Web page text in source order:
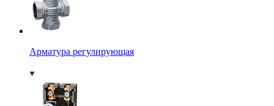
Арматура регулирующая